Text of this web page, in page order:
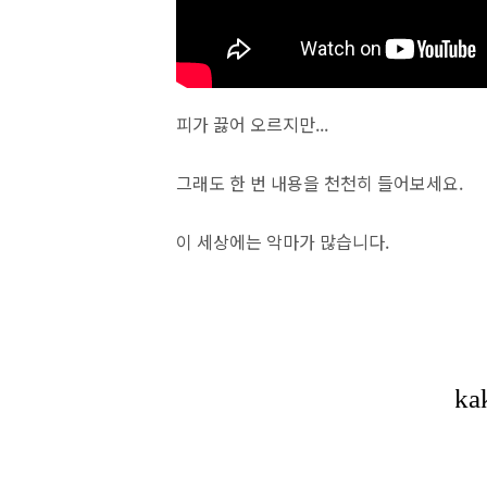
피가 끓어 오르지만...
그래도 한 번 내용을 천천히 들어보세요.
이 세상에는 악마가 많습니다.